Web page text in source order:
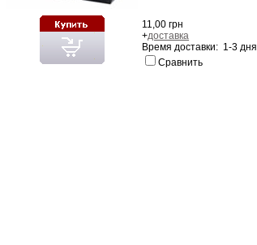
11,00 грн
+доставка
Время доставки: 1-3 дня
Сравнить